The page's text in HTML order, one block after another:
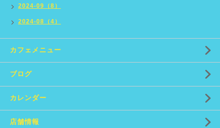
2024-09（8）
2024-08（4）
カフェメニュー
ブログ
カレンダー
店舗情報